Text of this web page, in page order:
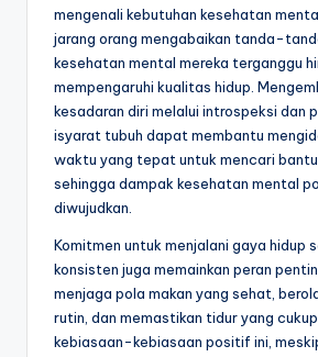
mengenali kebutuhan kesehatan
jarang orang mengabaikan tanda-
kesehatan mental mereka terganggu
mempengaruhi kualitas hidup.
kesadaran diri melalui introspeksi dan
isyarat tubuh dapat membantu
waktu yang tepat untuk mencari
sehingga dampak kesehatan mental
diwujudkan.
Komitmen untuk menjalani gaya hidup
konsisten juga memainkan peran
menjaga pola makan yang sehat,
rutin, dan memastikan tidur yang
kebiasaan-kebiasaan positif ini,